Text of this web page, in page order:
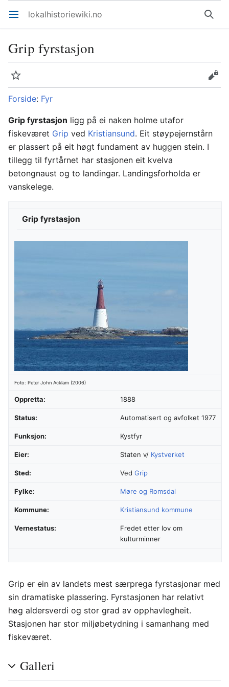
Åpne hovedmenyen lokalhistoriewiki.no Søk
Grip fyrstasjon
Overvåk
Rediger
Forside: Fyr
Grip fyrstasjon ligg på ei naken holme utafor
fiskeværet Grip ved Kristiansund. Eit støypejernstårn
er plassert på eit høgt fundament av huggen stein. I
tillegg til fyrtårnet har stasjonen eit kvelva
betongnaust og to landingar. Landingsforholda er
vanskelege.
Grip fyrstasjon
Foto: Peter John Acklam (2006)
Oppretta: 1888
Status: Automatisert og avfolket 1977
Funksjon: Kystfyr
Eier: Staten v/ Kystverket
Sted: Ved Grip
Fylke: Møre og Romsdal
Kommune: Kristiansund kommune
Vernestatus:
Fredet etter lov om
kulturminner
Grip er ein av landets mest særprega fyrstasjonar med
sin dramatiske plassering. Fyrstasjonen har relativt
høg aldersverdi og stor grad av opphavlegheit.
Stasjonen har stor miljøbetydning i samanhang med
fiskeværet.
Galleri